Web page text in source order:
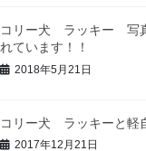
コリー犬 ラッキー 写
れています！！
2018年5月21日
コリー犬 ラッキーと軽
2017年12月21日